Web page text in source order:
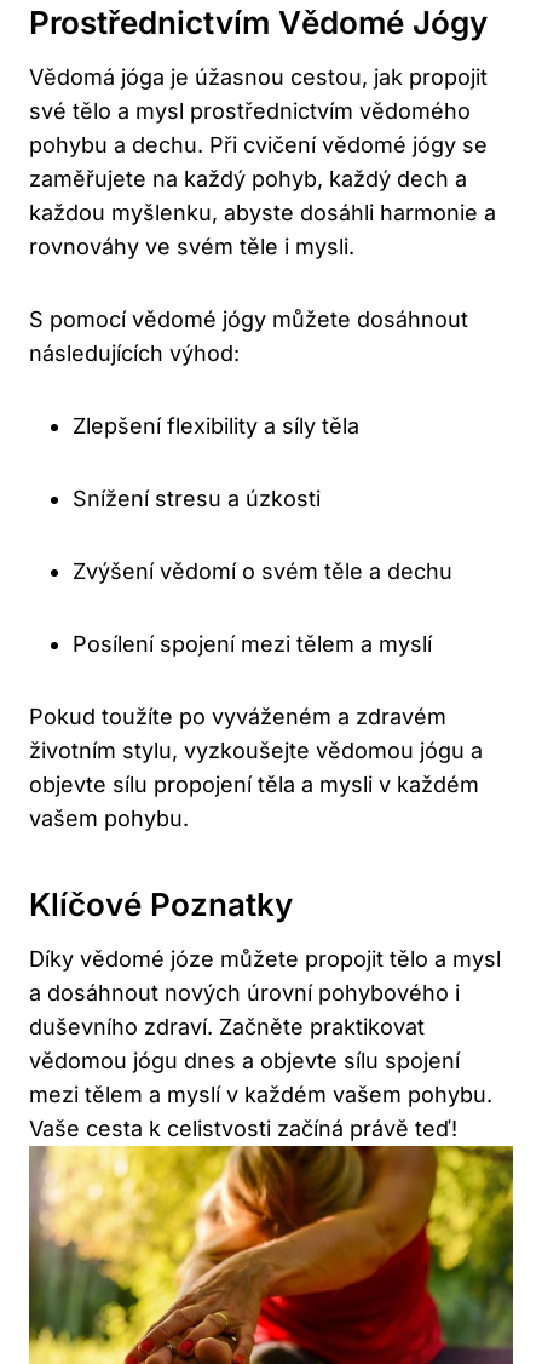
Prostřednictvím Vědomé Jógy
Vědomá jóga je úžasnou cestou, jak propojit
své tělo a mysl prostřednictvím vědomého
pohybu a dechu. Při cvičení vědomé jógy se
zaměřujete na každý pohyb, každý dech a
každou myšlenku, abyste dosáhli harmonie a
rovnováhy ve svém těle i mysli.
S pomocí vědomé jógy můžete dosáhnout
následujících výhod:
Zlepšení flexibility a síly těla
Snížení stresu a úzkosti
Zvýšení vědomí o svém těle a dechu
Posílení spojení mezi tělem a myslí
Pokud toužíte po vyváženém a zdravém
životním stylu, vyzkoušejte vědomou jógu a
objevte sílu propojení těla a mysli v každém
vašem pohybu.
Klíčové Poznatky
Díky vědomé józe můžete propojit tělo a mysl
a dosáhnout nových úrovní pohybového i
duševního zdraví. Začněte praktikovat
vědomou jógu dnes a objevte sílu spojení
mezi tělem a myslí v každém vašem pohybu.
Vaše cesta k celistvosti začíná právě teď!